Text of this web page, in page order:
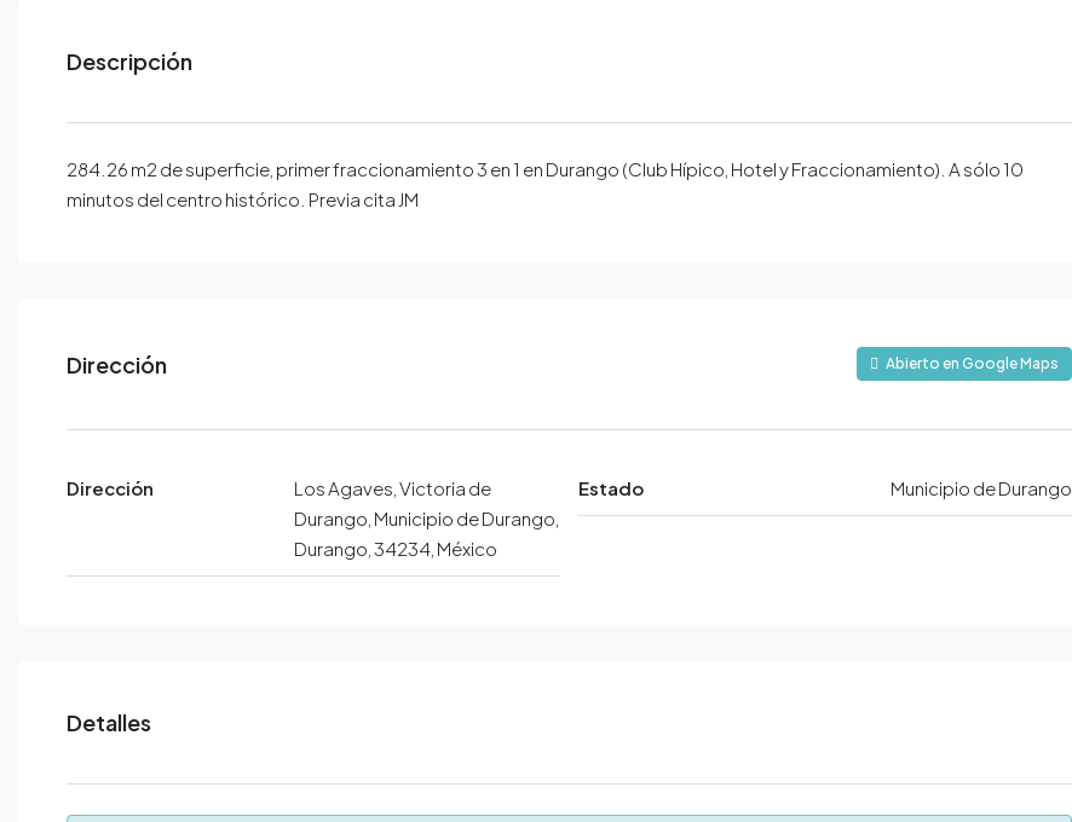
Descripción
284.26 m2 de superficie, primer fraccionamiento 3 en 1 en Durango (Club Hípico, Hotel y Fraccionamiento). A sólo 10
minutos del centro histórico. Previa cita JM
Dirección Abierto en Google Maps
Dirección
Los Agaves, Victoria de
Durango, Municipio de Durango,
Durango, 34234, México
Estado Municipio de Durango
Detalles